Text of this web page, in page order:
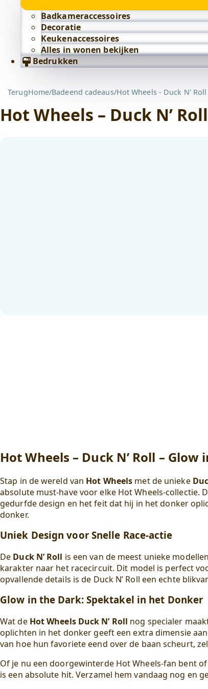
Badkameraccessoires
Decoratie
Keukenaccessoires
Alles in wonen bekijken
Bedrukken
TerugHome/Badeend cadeaus/Hot Wheels - Duck N'
Hot Wheels – Duck N’
Hot Wheels – Duck N’ Roll –
Stap in de wereld van Hot Wheels met de unieke
absolute must-have voor elke Hot Wheels-collectie.
gedurfde design en het feit dat hij in het donker
donker.
Uniek Design voor Snelle Race-actie
De Duck N’ Roll is een van de meest unieke
karakter naar het racecircuit. Dit model is perfect
opvallende details is de Duck N’ Roll een echte
Glow in the Dark: Spektakel in het Donker
Wat de Hot Wheels Duck N’ Roll nog specialer
oplichten in het donker geeft een extra dimensie
van hoe hun favoriete eend over de baan scheurt,
Of je nu een doorgewinterde Hot Wheels-fan bent
is een absolute hit. Verzamel hem vandaag nog en